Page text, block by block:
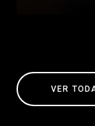
VER